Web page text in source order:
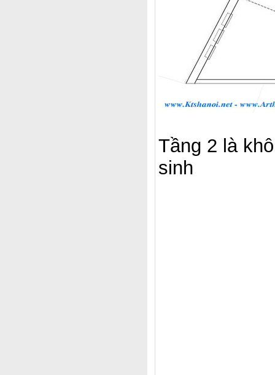
Tầng 2 là
sinh